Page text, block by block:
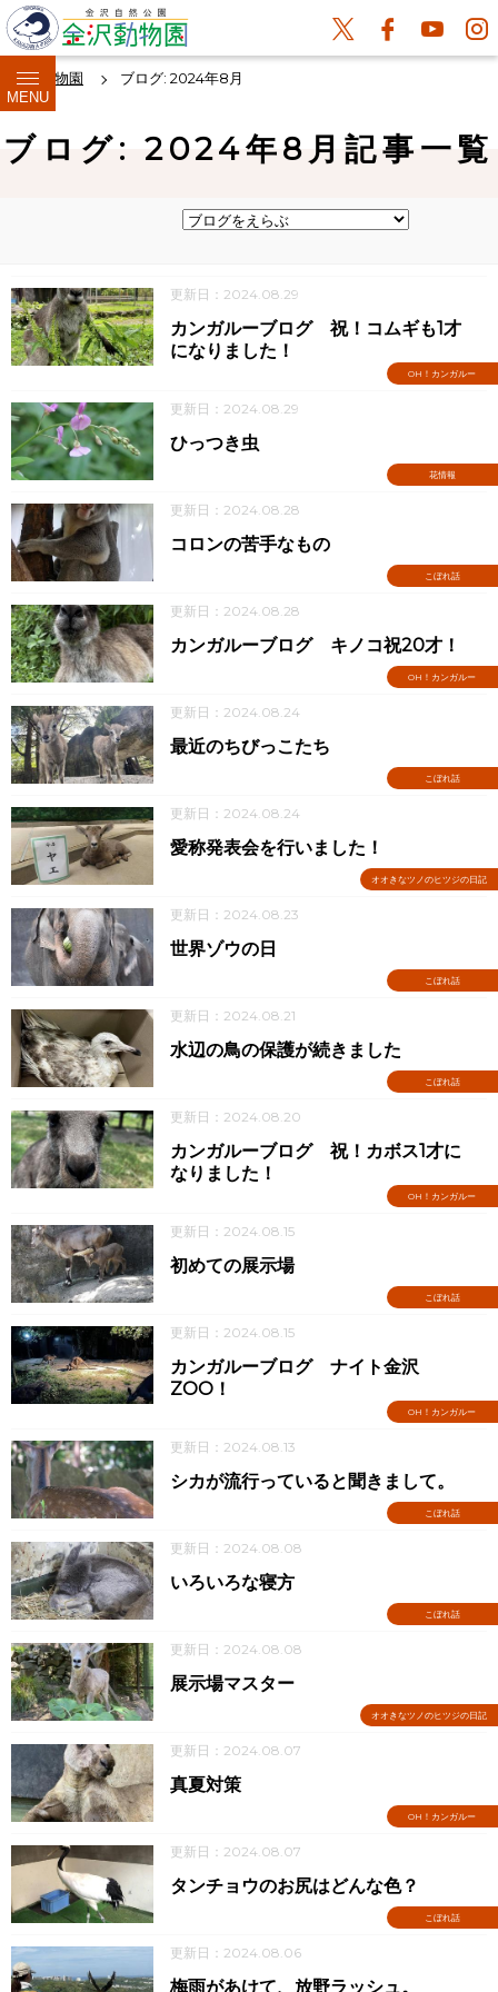
MENU
金沢動物園 ブログ: 2024年8月
ブログ: 2024年8月記事一覧
更新日：2024.08.29
OH！カンガルー
カンガルーブログ 祝！コムギも1才
になりました！
更新日：2024.08.29
花情報
ひっつき虫
更新日：2024.08.28
こぼれ話
コロンの苦手なもの
更新日：2024.08.28
OH！カンガルー
カンガルーブログ キノコ祝20才！
更新日：2024.08.24
こぼれ話
最近のちびっこたち
更新日：2024.08.24
オオきなツノのヒツジの日記
愛称発表会を行いました！
更新日：2024.08.23
こぼれ話
世界ゾウの日
更新日：2024.08.21
こぼれ話
水辺の鳥の保護が続きました
更新日：2024.08.20
OH！カンガルー
カンガルーブログ 祝！カボス1才に
なりました！
更新日：2024.08.15
こぼれ話
初めての展示場
更新日：2024.08.15
OH！カンガルー
カンガルーブログ ナイト金沢
ZOO！
更新日：2024.08.13
こぼれ話
シカが流行っていると聞きまして。
更新日：2024.08.08
こぼれ話
いろいろな寝方
更新日：2024.08.08
オオきなツノのヒツジの日記
展示場マスター
更新日：2024.08.07
OH！カンガルー
真夏対策
更新日：2024.08.07
こぼれ話
タンチョウのお尻はどんな色？
更新日：2024.08.06
梅雨があけて、放野ラッシュ。